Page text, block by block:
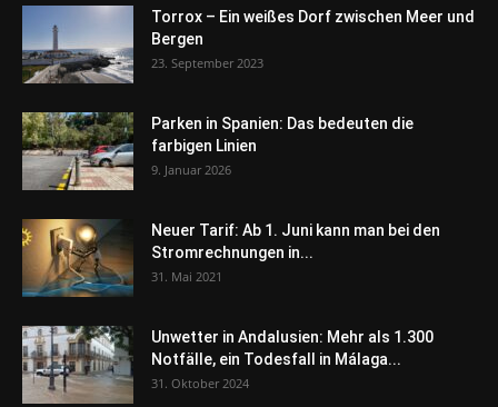
Torrox – Ein weißes Dorf zwischen Meer und
Bergen
23. September 2023
Parken in Spanien: Das bedeuten die
farbigen Linien
9. Januar 2026
Neuer Tarif: Ab 1. Juni kann man bei den
Stromrechnungen in...
31. Mai 2021
Unwetter in Andalusien: Mehr als 1.300
Notfälle, ein Todesfall in Málaga...
31. Oktober 2024